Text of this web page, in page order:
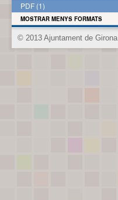
PDF (1)
MOSTRAR MENYS FORMATS
© 2013 Ajuntament de Girona